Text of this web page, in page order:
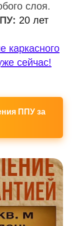
слоя.
20 лет
каркасного
сейчас!
ППУ за